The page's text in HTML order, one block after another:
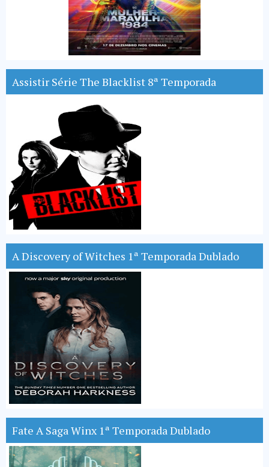
Assistir Série The Blacklist 8ª Temporada
A Discovery of Witches 1ª Temporada Dublado
Fate A Saga Winx 1ª Temporada Dublado